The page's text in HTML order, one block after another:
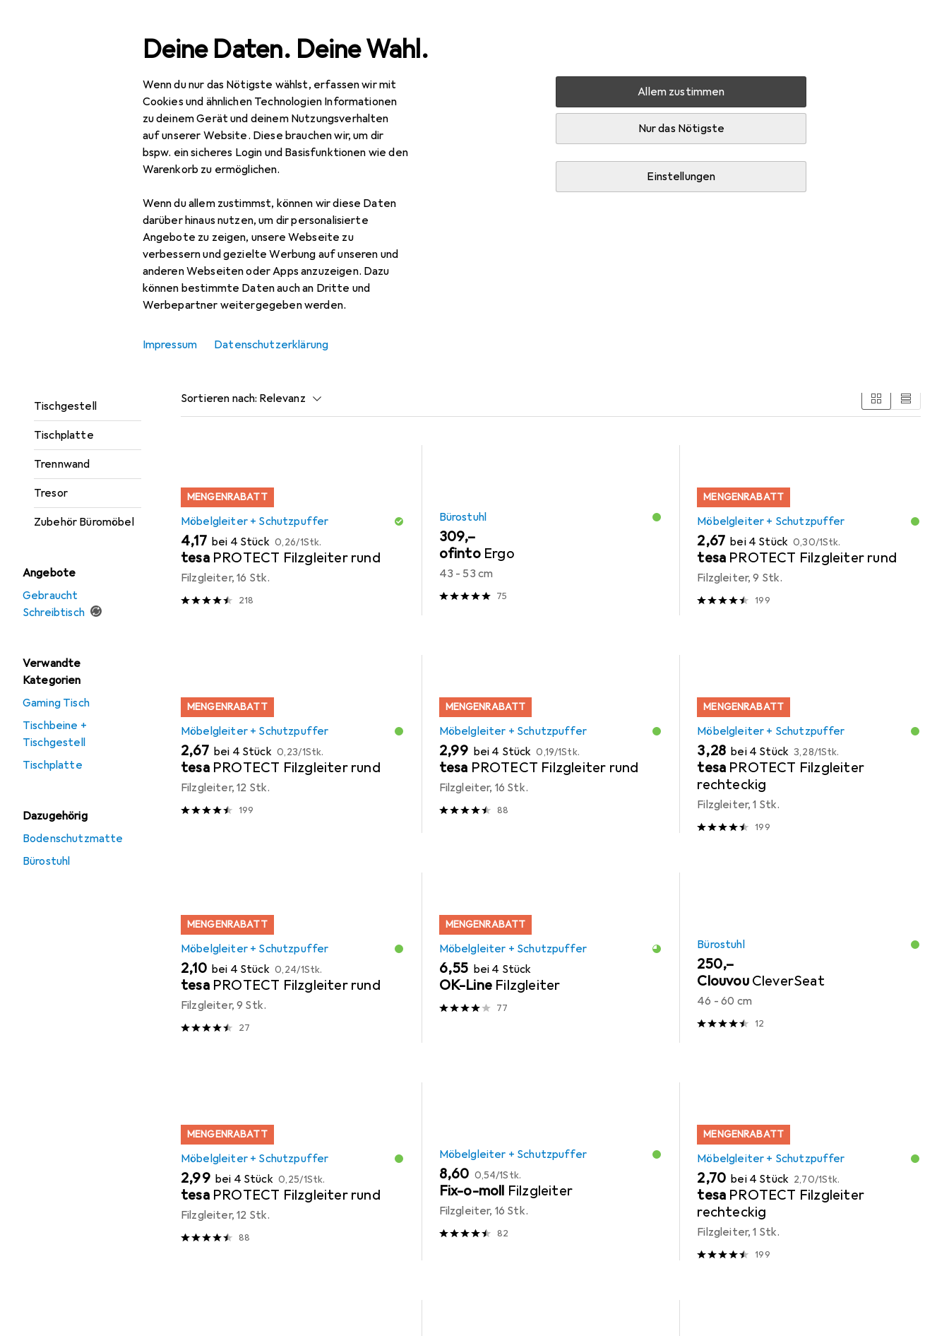
Deine Daten. Deine Wahl.
Wenn du nur das Nötigste wählst, erfassen wir mit
Cookies und ähnlichen Technologien Informationen
zu deinem Gerät und deinem Nutzungsverhalten
auf unserer Website. Diese brauchen wir, um dir
bspw. ein sicheres Login und Basisfunktionen wie den
Warenkorb zu ermöglichen.
Wenn du allem zustimmst, können wir diese Daten
darüber hinaus nutzen, um dir personalisierte
Angebote zu zeigen, unsere Webseite zu
verbessern und gezielte Werbung auf unseren und
anderen Webseiten oder Apps anzuzeigen. Dazu
können bestimmte Daten auch an Dritte und
Werbepartner weitergegeben werden.
Allem zustimmen
Nur das Nötigste
Einstellungen
Impressum Datenschutzerklärung
Navigation nach Kategorien
Tischgestell
Tischplatte
Trennwand
Tresor
Zubehör Büromöbel
Angebote
Gebraucht
Schreibtisch
Verwandte
Kategorien
Gaming Tisch
Tischbeine +
Tischgestell
Tischplatte
Dazugehörig
Bodenschutzmatte
Bürostuhl
Gesamtsortiment Wohnen Möbel Topeshop Kuba Zubehör
EUR
168,13
Zubehör für Topeshop Kuba
Hier findest du passendes Zubehör zum Produkt Topeshop Kuba aus den Kategorien Möbelgleiter + Schutzpuffer und Bürostuhl.
Sortieren nach: Relevanz
MENGENRABATT
Möbelgleiter + Schutzpuffer
EUR
4,17 bei 4 Stück EUR
0,26/1Stk.
tesa PROTECT Filzgleiter rund
Filzgleiter, 16 Stk.
218
Bürostuhl
EUR
309,–
ofinto Ergo
43 - 53 cm
75
MENGENRABATT
Möbelgleiter + Schutzpuffer
EUR
2,67 bei 4 Stück EUR
0,30/1Stk.
tesa PROTECT Filzgleiter rund
Filzgleiter, 9 Stk.
199
MENGENRABATT
Möbelgleiter + Schutzpuffer
EUR
2,67 bei 4 Stück EUR
0,23/1Stk.
tesa PROTECT Filzgleiter rund
Filzgleiter, 12 Stk.
199
MENGENRABATT
Möbelgleiter + Schutzpuffer
EUR
2,99 bei 4 Stück EUR
0,19/1Stk.
tesa PROTECT Filzgleiter rund
Filzgleiter, 16 Stk.
88
MENGENRABATT
Möbelgleiter + Schutzpuffer
EUR
3,28 bei 4 Stück EUR
3,28/1Stk.
tesa PROTECT Filzgleiter
rechteckig
Filzgleiter, 1 Stk.
199
MENGENRABATT
Möbelgleiter + Schutzpuffer
EUR
2,10 bei 4 Stück EUR
0,24/1Stk.
tesa PROTECT Filzgleiter rund
Filzgleiter, 9 Stk.
27
MENGENRABATT
Möbelgleiter + Schutzpuffer
EUR
6,55 bei 4 Stück
OK-Line Filzgleiter
77
Bürostuhl
EUR
250,–
Clouvou CleverSeat
46 - 60 cm
12
MENGENRABATT
Möbelgleiter + Schutzpuffer
EUR
2,99 bei 4 Stück EUR
0,25/1Stk.
tesa PROTECT Filzgleiter rund
Filzgleiter, 12 Stk.
88
Möbelgleiter + Schutzpuffer
EUR
8,60 EUR
0,54/1Stk.
Fix-o-moll Filzgleiter
Filzgleiter, 16 Stk.
82
MENGENRABATT
Möbelgleiter + Schutzpuffer
EUR
2,70 bei 4 Stück EUR
2,70/1Stk.
tesa PROTECT Filzgleiter
rechteckig
Filzgleiter, 1 Stk.
199